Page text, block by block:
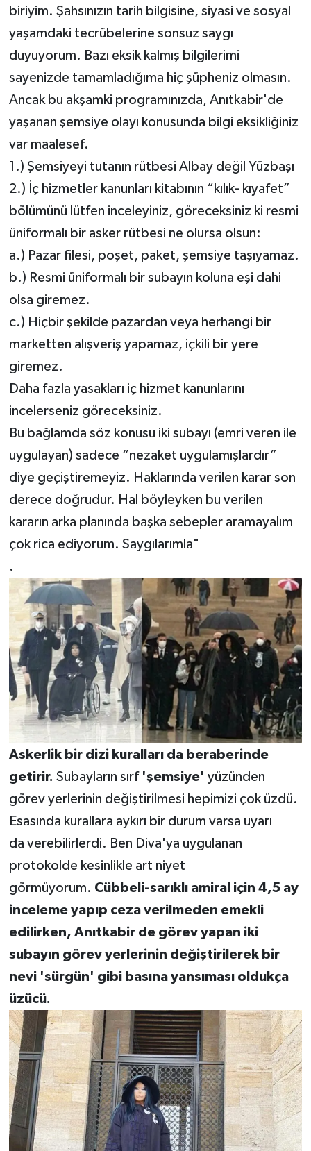
biriyim. Şahsınızın tarih bilgisine, siyasi ve sosyal
yaşamdaki tecrübelerine sonsuz saygı
duyuyorum. Bazı eksik kalmış bilgilerimi
sayenizde tamamladığıma hiç şüpheniz olmasın.
Ancak bu akşamki programınızda, Anıtkabir'de
yaşanan şemsiye olayı konusunda bilgi eksikliğiniz
var maalesef.
1.) Şemsiyeyi tutanın rütbesi Albay değil Yüzbaşı
2.) İç hizmetler kanunları kitabının “kılık- kıyafet”
bölümünü lütfen inceleyiniz, göreceksiniz ki resmi
üniformalı bir asker rütbesi ne olursa olsun:
a.) Pazar filesi, poşet, paket, şemsiye taşıyamaz.
b.) Resmi üniformalı bir subayın koluna eşi dahi
olsa giremez.
c.) Hiçbir şekilde pazardan veya herhangi bir
marketten alışveriş yapamaz, içkili bir yere
giremez.
Daha fazla yasakları iç hizmet kanunlarını
incelerseniz göreceksiniz.
Bu bağlamda söz konusu iki subayı (emri veren ile
uygulayan) sadece “nezaket uygulamışlardır”
diye geçiştiremeyiz. Haklarında verilen karar son
derece doğrudur. Hal böyleyken bu verilen
kararın arka planında başka sebepler aramayalım
çok rica ediyorum. Saygılarımla"
.
Askerlik bir dizi kuralları da beraberinde
getirir. Subayların sırf'şemsiye' yüzünden
görev yerlerinin değiştirilmesi hepimizi çok üzdü.
Esasında kurallara aykırı bir durum varsa uyarı
da verebilirlerdi. Ben Diva'ya uygulanan
protokolde kesinlikle art niyet
görmüyorum. Cübbeli-sarıklı amiral için 4,5 ay
inceleme yapıp ceza verilmeden emekli
edilirken, Anıtkabir de görev yapan iki
subayın görev yerlerinin değiştirilerek bir
nevi 'sürgün' gibi basına yansıması oldukça
üzücü.